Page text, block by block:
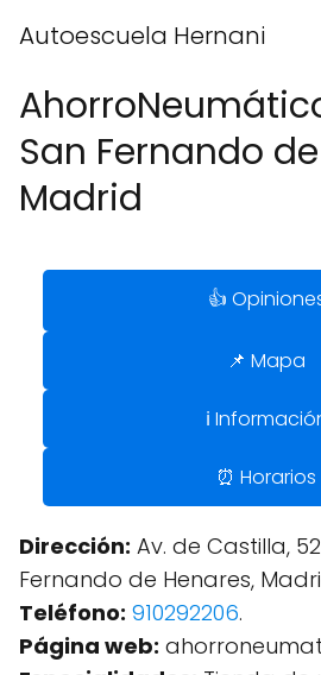
Autoescuela Hernani
San Fernando
Madrid
👍
📌 Mapa
ℹ️
⏰ Horarios
Dirección: Av. de Castilla,
Fernando de Henares,
Teléfono: 910292206.
Página web: